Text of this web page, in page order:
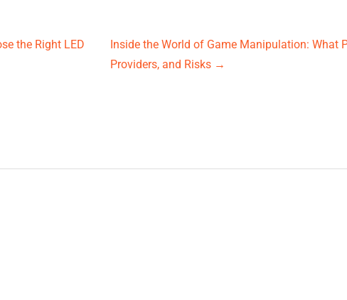
the Right LED
Inside the World of Game Manipulation: What
Providers, and Risks →